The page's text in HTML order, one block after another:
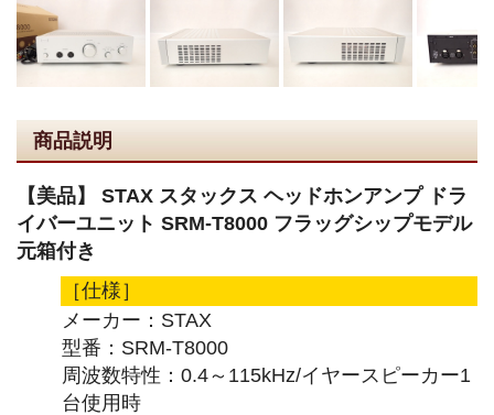
商品説明
【美品】 STAX スタックス ヘッドホンアンプ ドラ
イバーユニット SRM-T8000 フラッグシップモデル
元箱付き
［仕様］
メーカー：STAX
型番：SRM-T8000
周波数特性：0.4～115kHz/イヤースピーカー1
台使用時